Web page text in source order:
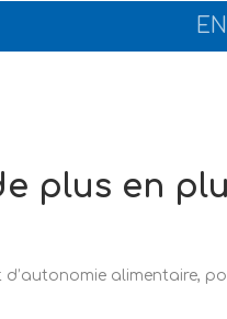
plus en
d’autonomie alimentaire,